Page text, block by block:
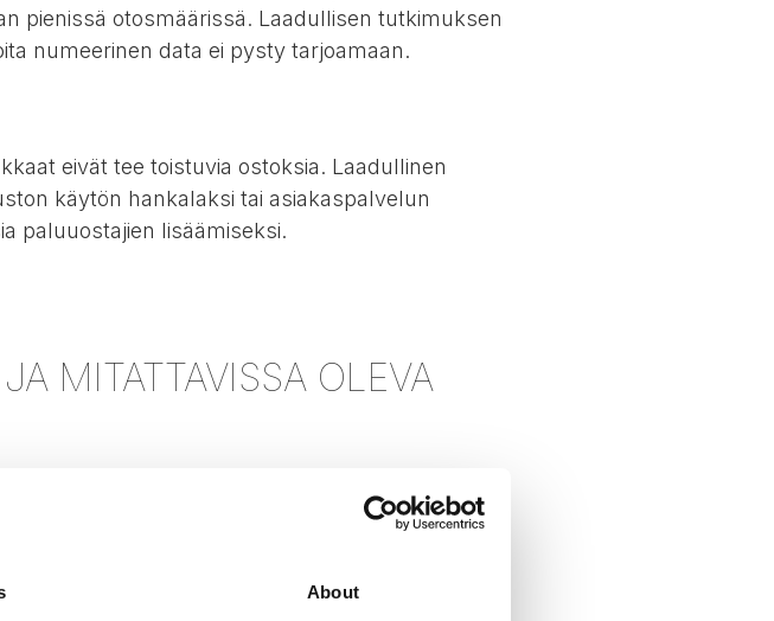
About
pienissä otosmäärissä. Laadullisen tutkimuksen
numeerinen data ei pysty tarjoamaan.
eivät tee toistuvia ostoksia. Laadullinen
käytön hankalaksi tai asiakaspalvelun
paluuostajien lisäämiseksi.
MITATTAVISSA OLEVA
tilastollisesti. Tämä sisältää esimerkiksi
ja CES (Customer Effort Score). Numeraalinen